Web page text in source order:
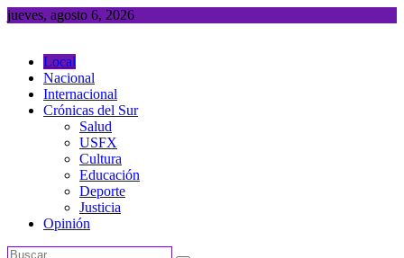
Saltar
jueves, agosto 6, 2026
Local
Nacional
Internacional
Crónicas del Sur
Salud
USFX
Cultura
Educación
Deporte
Justicia
Opinión